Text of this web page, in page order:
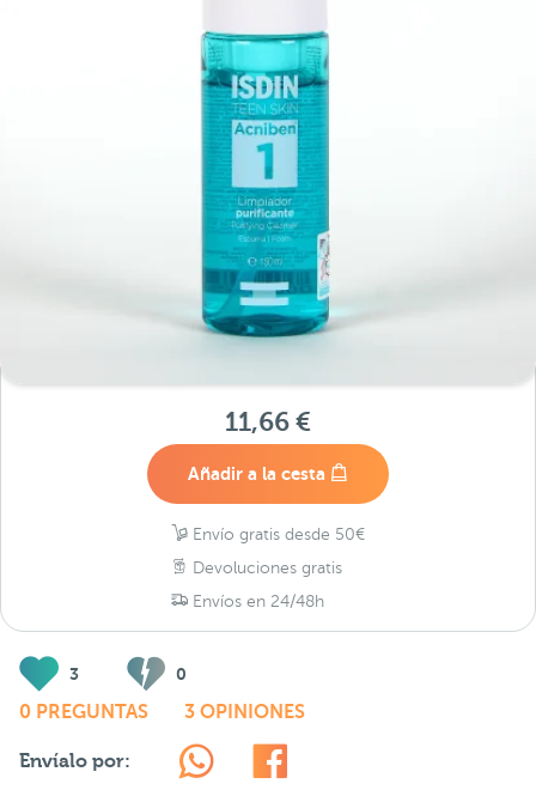
11,66 €
Añadir a la cesta
Envío gratis desde 50€
Devoluciones gratis
Envíos en 24/48h
3 0
0 PREGUNTAS 3 OPINIONES
Envíalo por: